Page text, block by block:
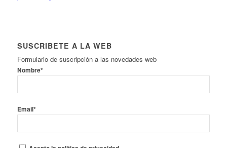
SUSCRIBETE A LA WEB
Formulario de suscripción a las novedades web
Nombre*
Email*